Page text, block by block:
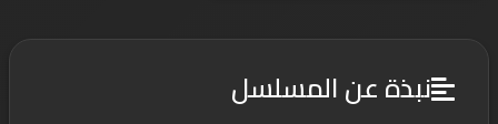
نبذة عن المسلسل